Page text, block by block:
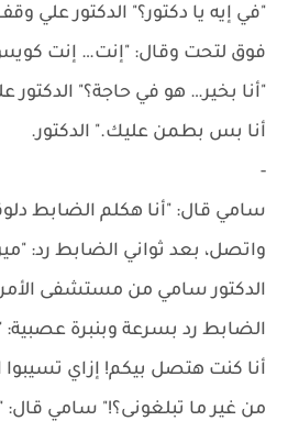
"في إيه يا دكتور؟" الدكتور علي
فوق لتحت وقال: "إنت… إنت
"أنا بخير… هو في حاجة؟" الدكتور
أنا بس بطمن عليك." الدكتور.
-
سامي قال: "أنا هكلم الضابط
واتصل، بعد ثواني الضابط رد:
الدكتور سامي من مستشفى
الضابط رد بسرعة وبنبرة
أنا كنت هتصل بيكم! إزاي تسيبوا
من غير ما تبلغونى؟!" سامي